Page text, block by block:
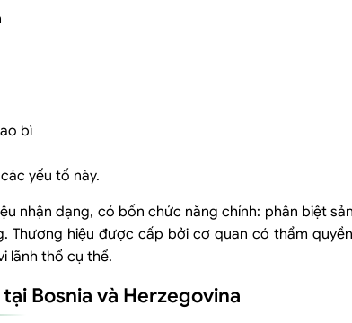
bì
yếu tố này.
nhận dạng, có bốn chức năng chính: phân biệt
Thương hiệu được cấp bởi cơ quan có thẩm
lãnh thổ cụ thể.
Bosnia và Herzegovina